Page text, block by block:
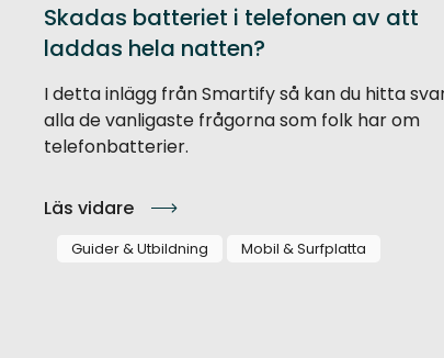
Skadas batteriet i telefonen av att
laddas hela natten?
I detta inlägg från Smartify så kan du hitta
alla de vanligaste frågorna som folk har om
telefonbatterier.
Läs vidare
Guider & Utbildning Mobil & Surfplatta